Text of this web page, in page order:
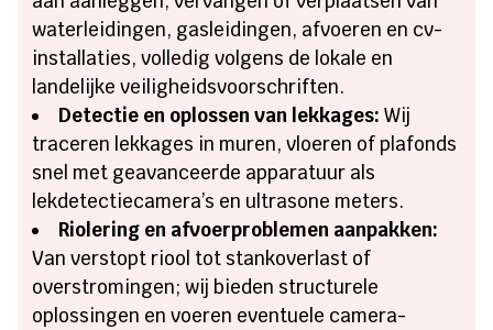
waterleidingen, gasleidingen, afvoeren en cv-
installaties, volledig volgens de lokale en
landelijke veiligheidsvoorschriften.
Detectie en oplossen van lekkages: Wij
traceren lekkages in muren, vloeren of plafonds
snel met geavanceerde apparatuur als
lekdetectiecamera’s en ultrasone meters.
Riolering en afvoerproblemen aanpakken:
Van verstopt riool tot stankoverlast of
overstromingen; wij bieden structurele
oplossingen en voeren eventuele camera-